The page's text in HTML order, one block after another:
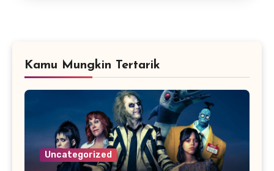
Kamu Mungkin Tertarik
Uncategorized